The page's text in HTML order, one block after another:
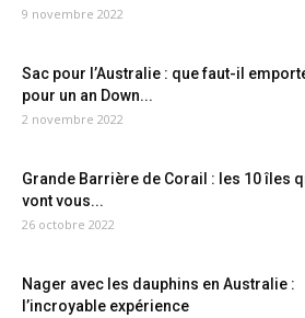
9 novembre 2022
Sac pour l’Australie : que faut-il
pour un an Down...
2 novembre 2022
Grande Barrière de Corail : les 10 îles
vont vous...
26 octobre 2022
Nager avec les dauphins en Australie :
l’incroyable expérience